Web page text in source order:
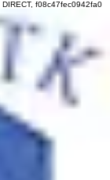
f08c47fec0942fa0